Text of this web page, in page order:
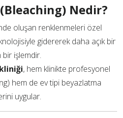
Nedir?
oluşan renklenmeleri özel
gidererek daha açık bir
işlemdir.
, hem klinikte profesyonel
hem de ev tipi beyazlatma
uygular.